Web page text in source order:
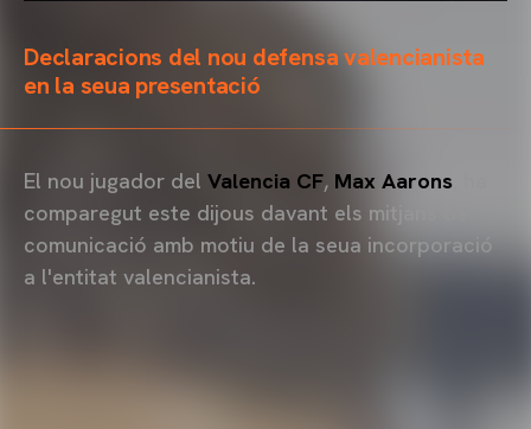
Declaracions del nou defensa valencianista
en la seua presentació
El nou jugador del Valencia CF, Max Aarons
comparegut este dijous davant els mitjans de
comunicació amb motiu de la seua incorporació
a l'entitat valencianista.